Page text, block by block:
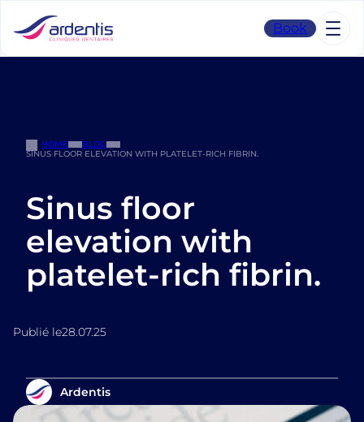
content
Book
HOME
BLOG
SINUS FLOOR ELEVATION WITH PLATELET-RICH FIBRIN.
Sinus floor
elevation with
platelet-rich fibrin.
Publié le28.07.25
Ardentis